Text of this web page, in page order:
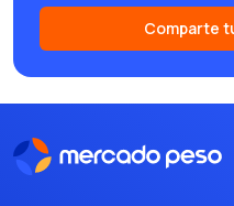
Comparte